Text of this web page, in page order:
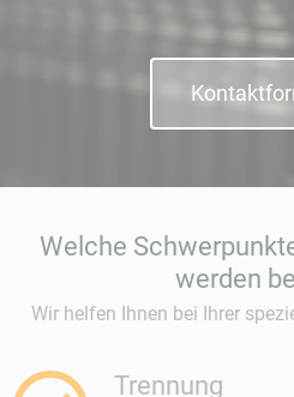
Welche
werden
Wir helfen Ihnen bei Ihrer
Trennung